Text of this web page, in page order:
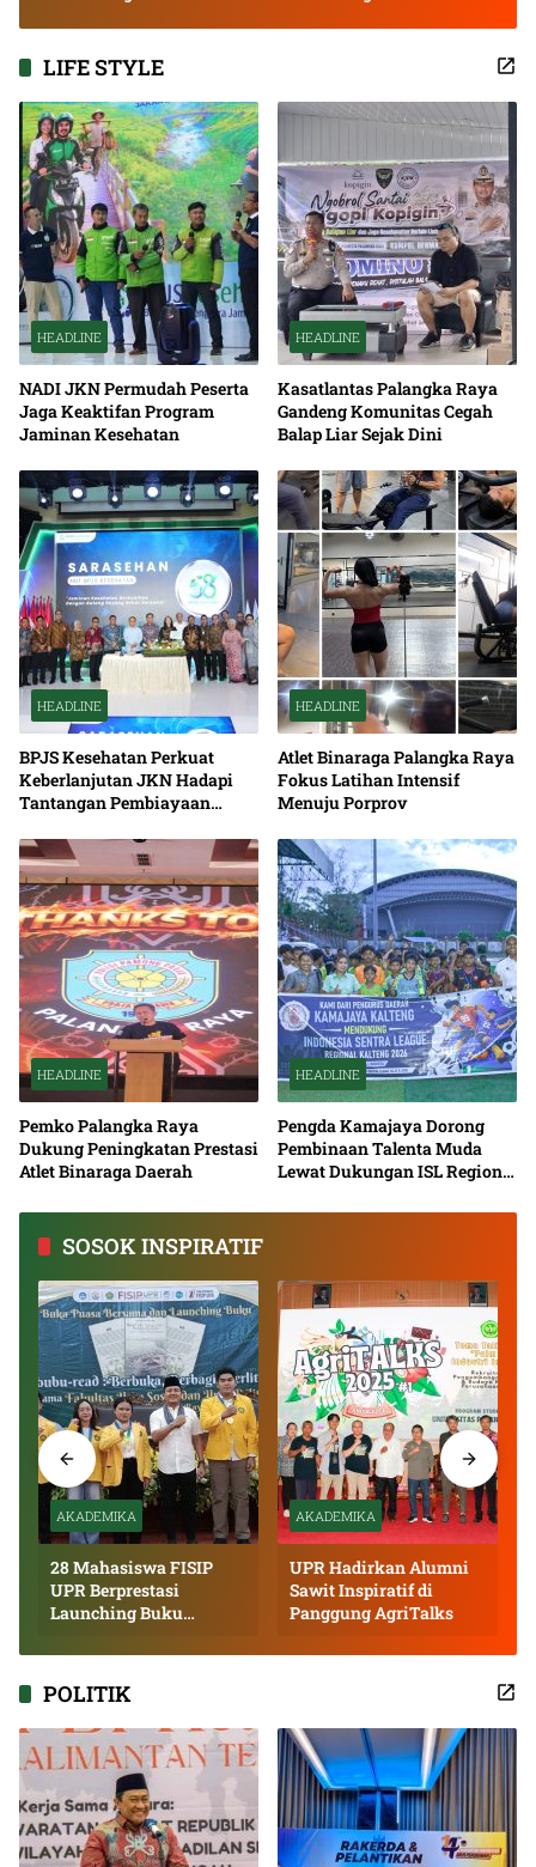
LIFE STYLE
HEADLINE
NADI JKN Permudah Peserta
Jaga Keaktifan Program
Jaminan Kesehatan
HEADLINE
Kasatlantas Palangka Raya
Gandeng Komunitas Cegah
Balap Liar Sejak Dini
HEADLINE
BPJS Kesehatan Perkuat
Keberlanjutan JKN Hadapi
Tantangan Pembiayaan
HEADLINE
Atlet Binaraga Palangka Raya
Fokus Latihan Intensif
Menuju Porprov
HEADLINE
Pemko Palangka Raya
Dukung Peningkatan Prestasi
Atlet Binaraga Daerah
HEADLINE
Pengda Kamajaya Dorong
Pembinaan Talenta Muda
Lewat Dukungan ISL Regional
SOSOK INSPIRATIF
AKADEMIKA
28 Mahasiswa FISIP
UPR Berprestasi
Launching Buku
AKADEMIKA
UPR Hadirkan Alumni
Sawit Inspiratif di
Panggung AgriTalks
POLITIK